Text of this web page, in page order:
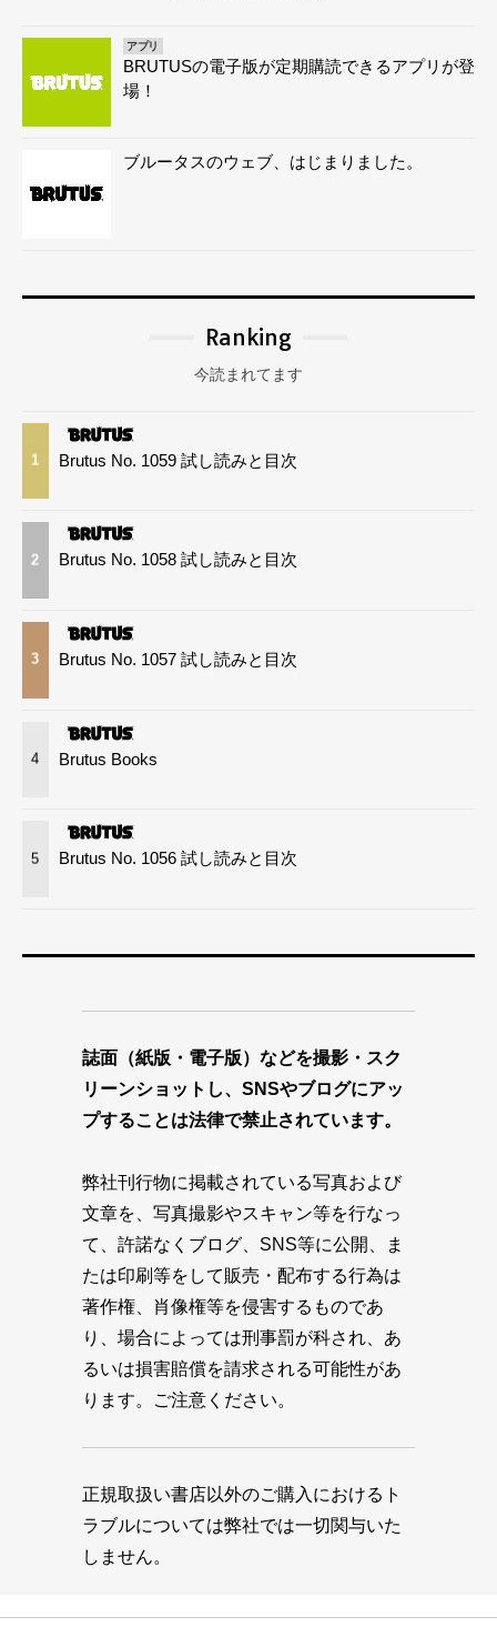
アプリ
BRUTUSの電子版が定期購読できるアプリが登
場！
ブルータスのウェブ、はじまりました。
Ranking
今読まれてます
1 Brutus No. 1059 試し読みと目次
2 Brutus No. 1058 試し読みと目次
3 Brutus No. 1057 試し読みと目次
4 Brutus Books
5 Brutus No. 1056 試し読みと目次
誌面（紙版・電子版）などを撮影・スク
リーンショットし、SNSやブログにアッ
プすることは法律で禁止されています。
弊社刊行物に掲載されている写真および
文章を、写真撮影やスキャン等を行なっ
て、許諾なくブログ、SNS等に公開、ま
たは印刷等をして販売・配布する行為は
著作権、肖像権等を侵害するものであ
り、場合によっては刑事罰が科され、あ
るいは損害賠償を請求される可能性があ
ります。ご注意ください。
正規取扱い書店以外のご購入におけるト
ラブルについては弊社では一切関与いた
しません。